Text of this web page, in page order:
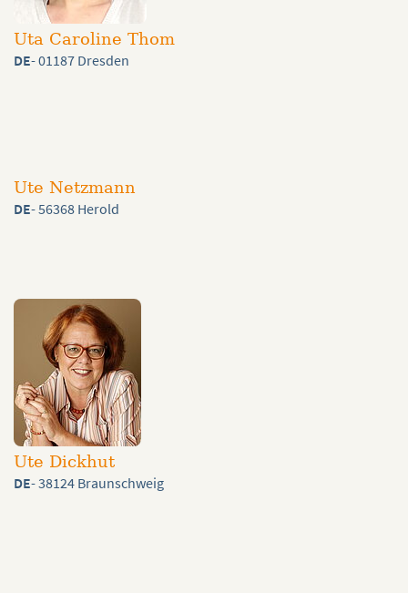
Uta Caroline Thom
DE- 01187 Dresden
Ute Netzmann
DE- 56368 Herold
Ute Dickhut
DE- 38124 Braunschweig